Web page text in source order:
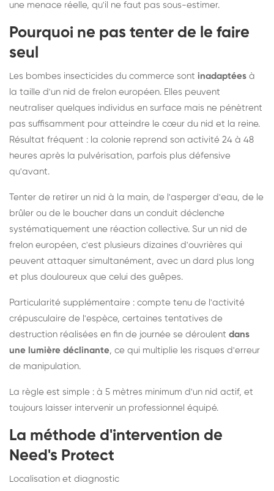
une menace réelle, qu'il ne faut pas sous-estimer.
Pourquoi ne pas tenter de le faire
seul
Les bombes insecticides du commerce sont inadaptées à
la taille d'un nid de frelon européen. Elles peuvent
neutraliser quelques individus en surface mais ne pénètrent
pas suffisamment pour atteindre le cœur du nid et la reine.
Résultat fréquent : la colonie reprend son activité 24 à 48
heures après la pulvérisation, parfois plus défensive
qu'avant.
Tenter de retirer un nid à la main, de l'asperger d'eau, de le
brûler ou de le boucher dans un conduit déclenche
systématiquement une réaction collective. Sur un nid de
frelon européen, c'est plusieurs dizaines d'ouvrières qui
peuvent attaquer simultanément, avec un dard plus long
et plus douloureux que celui des guêpes.
Particularité supplémentaire : compte tenu de l'activité
crépusculaire de l'espèce, certaines tentatives de
destruction réalisées en fin de journée se déroulent dans
une lumière déclinante, ce qui multiplie les risques d'erreur
de manipulation.
La règle est simple : à 5 mètres minimum d'un nid actif, et
toujours laisser intervenir un professionnel équipé.
La méthode d'intervention de
Need's Protect
Localisation et diagnostic